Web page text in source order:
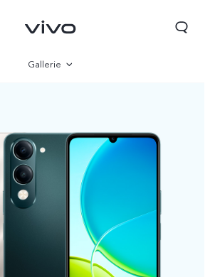
Gallerie
Paramètre